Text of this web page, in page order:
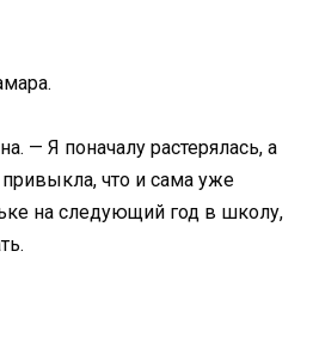
— Я поначалу растерялась, а
что и сама уже
на следующий год в школу,